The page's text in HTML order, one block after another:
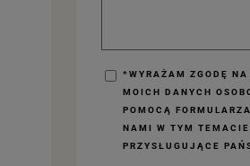
*WYRAŻAM ZGODĘ
MOICH DANYCH
POMOCĄ
NAMI W TYM
PRZYSŁUGUJĄCE